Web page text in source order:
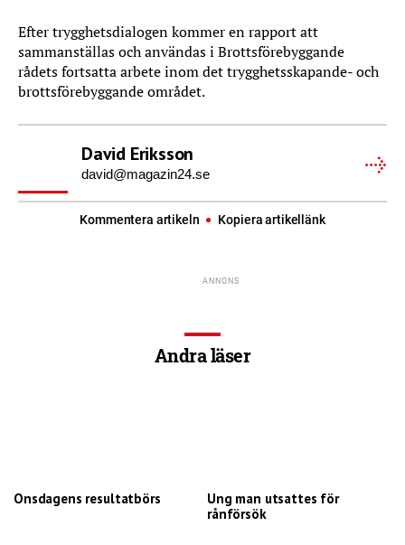
Efter trygghetsdialogen kommer en rapport att
sammanställas och användas i Brottsförebyggande
rådets fortsatta arbete inom det trygghetsskapande- och
brottsförebyggande området.
David Eriksson
david@magazin24.se
Kommentera artikeln Kopiera artikellänk
Andra läser
Onsdagens resultatbörs
Ung man utsattes för
rånförsök